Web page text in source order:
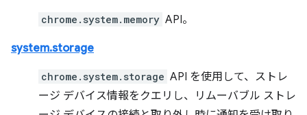
chrome.system.memory API。
system.storage
chrome.system.storage API を使用して、ストレ
ージ デバイス情報をクエリし、リムーバブル ストレ